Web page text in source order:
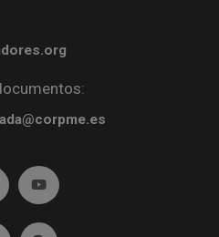
(abre en ventana nueva)
Ir a twitter (abre en ventana nueva)
Ir a YouTube (abre en